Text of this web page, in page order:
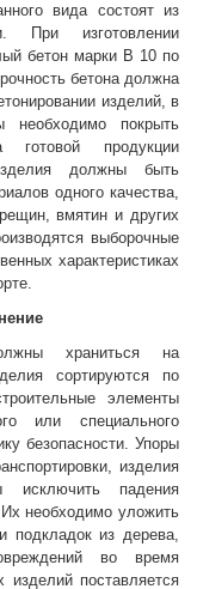
вида состоят из
При изготовлении
бетон марки B 10 по
бетона должна
изделий, в
покрыть
готовой продукции
должны быть
одного качества,
вмятин и других
выборочные
характеристиках
храниться на
сортируются по
элементы
или специального
безопасности. Упоры
изделия
исключить падения
необходимо уложить
подкладок из дерева,
во время
изделий поставляется